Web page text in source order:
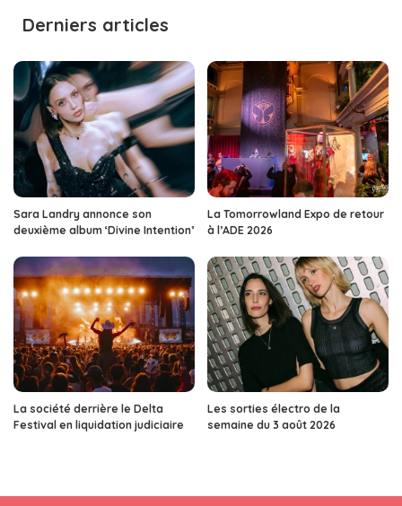
Derniers articles
Sara Landry annonce son
deuxième album ‘Divine Intention’
La Tomorrowland Expo de retour
à l’ADE 2026
La société derrière le Delta
Festival en liquidation judiciaire
Les sorties électro de la
semaine du 3 août 2026